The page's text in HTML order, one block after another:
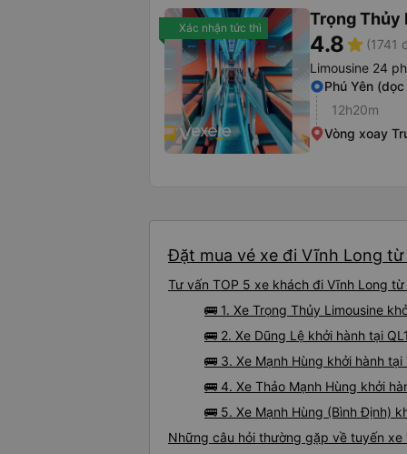
Xác nhận tức thì Trọng Thủy
4.8star (1741
Limousine 24
Phú Yên (dọc
12h20m
Vòng xoay
Đặt mua vé xe đi Vĩnh Long từ
Tư vấn TOP 5 xe khách đi Vĩnh Long
🚌 1. Xe Trọng Thủy Limousine
🚌 2. Xe Dũng Lệ khởi hành tại
🚌 3. Xe Mạnh Hùng khởi hành
🚌 4. Xe Thảo Mạnh Hùng khởi
🚌 5. Xe Mạnh Hùng (Bình Định)
Những câu hỏi thường gặp về tuyến xe